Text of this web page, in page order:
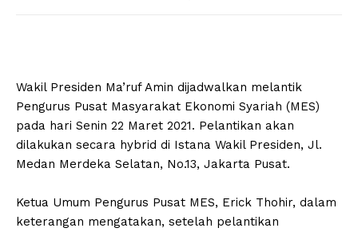
Wakil Presiden Ma’ruf Amin dijadwalkan melantik
Pengurus Pusat Masyarakat Ekonomi Syariah (MES)
pada hari Senin 22 Maret 2021. Pelantikan akan
dilakukan secara hybrid di Istana Wakil Presiden, Jl.
Medan Merdeka Selatan, No.13, Jakarta Pusat.
Ketua Umum Pengurus Pusat MES, Erick Thohir, dalam
keterangan mengatakan, setelah pelantikan